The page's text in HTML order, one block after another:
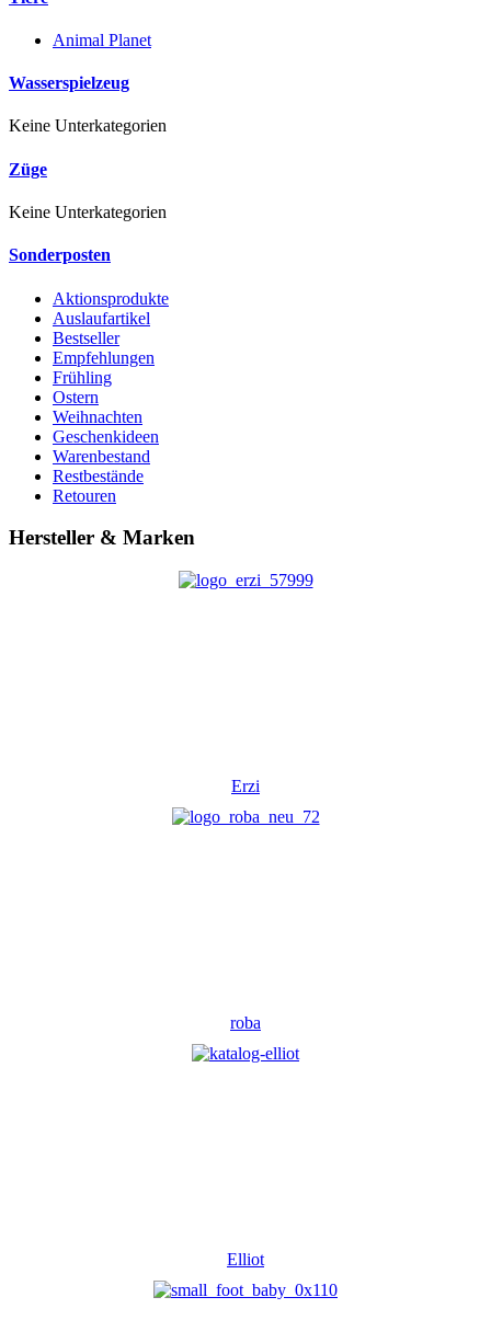
Animal Planet
Wasserspielzeug
Keine Unterkategorien
Züge
Keine Unterkategorien
Sonderposten
Aktionsprodukte
Auslaufartikel
Bestseller
Empfehlungen
Frühling
Ostern
Weihnachten
Geschenkideen
Warenbestand
Restbestände
Retouren
Hersteller & Marken
Erzi
roba
Elliot